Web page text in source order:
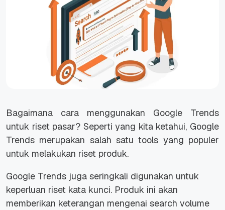
Bagaimana cara menggunakan Google Trends
untuk riset pasar? Seperti yang kita ketahui, Google
Trends merupakan salah satutools yang populer
untuk melakukan riset produk.
Google Trends juga seringkali digunakan untuk
keperluan riset kata kunci. Produk ini akan
memberikan keterangan mengenai search volume